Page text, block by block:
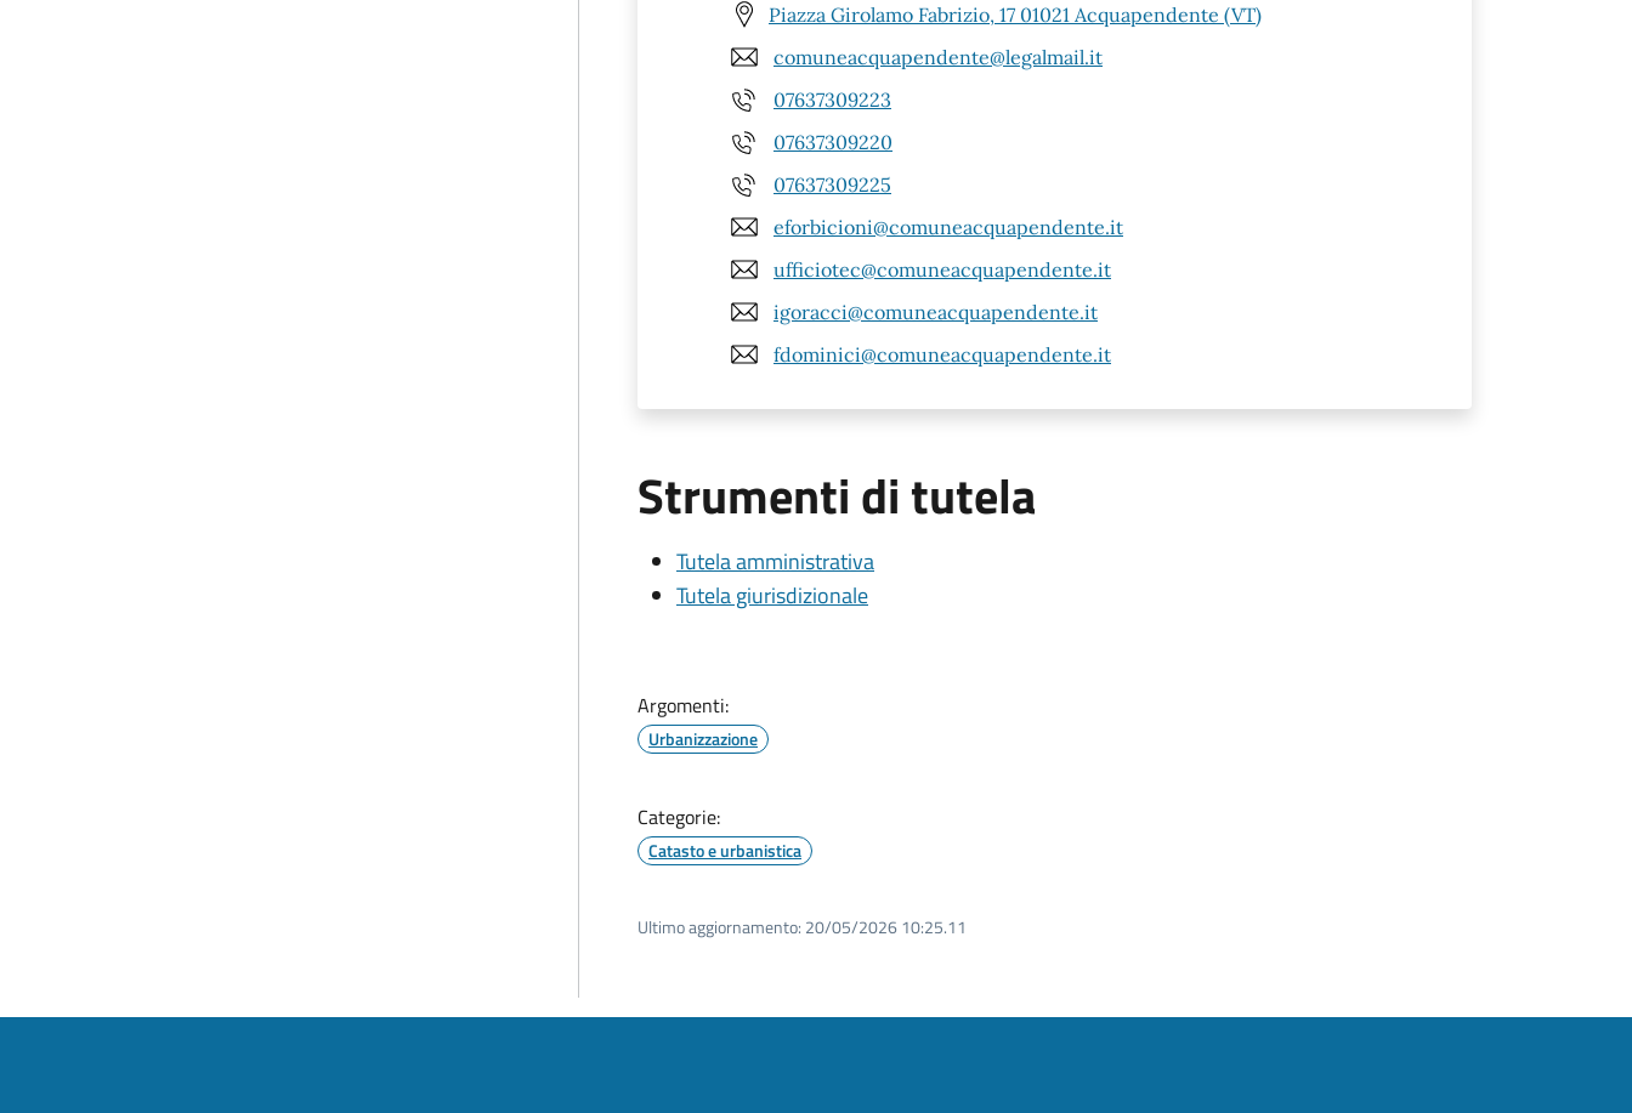
Piazza Girolamo Fabrizio, 17 01021 Acquapendente (VT)
comuneacquapendente@legalmail.it
07637309223
07637309220
07637309225
eforbicioni@comuneacquapendente.it
ufficiotec@comuneacquapendente.it
igoracci@comuneacquapendente.it
fdominici@comuneacquapendente.it
Strumenti di tutela
Tutela amministrativa
Tutela giurisdizionale
Argomenti:
Urbanizzazione
Categorie:
Catasto e urbanistica
Ultimo aggiornamento: 20/05/2026 10:25.11